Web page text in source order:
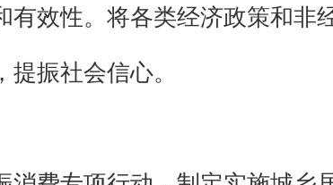
效性。将各类经济政策和非
振社会信心。